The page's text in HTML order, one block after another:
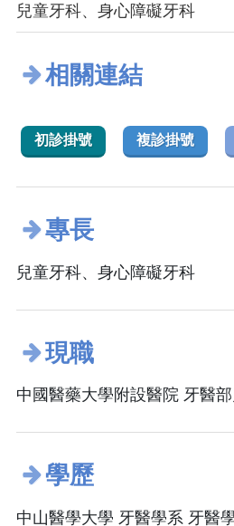
兒童牙科、身心障礙牙科
相關連結
初診掛號 複診掛號
專長
兒童牙科、身心障礙牙科
現職
中國醫藥大學附設醫院 牙醫
學歷
中山醫學大學 牙醫學系 牙醫